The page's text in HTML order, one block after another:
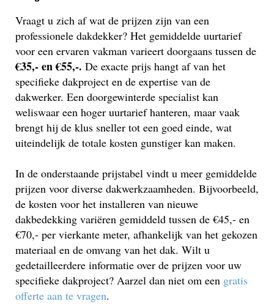
Vraagt u zich af wat de prijzen zijn van een
professionele dakdekker? Het gemiddelde uurtarief
voor een ervaren vakman varieert doorgaans tussen de
€35,- en €55,-. De exacte prijs hangt af van het
specifieke dakproject en de expertise van de
dakwerker. Een doorgewinterde specialist kan
weliswaar een hoger uurtarief hanteren, maar vaak
brengt hij de klus sneller tot een goed einde, wat
uiteindelijk de totale kosten gunstiger kan maken.
In de onderstaande prijstabel vindt u meer gemiddelde
prijzen voor diverse dakwerkzaamheden. Bijvoorbeeld,
de kosten voor het installeren van nieuwe
dakbedekking variëren gemiddeld tussen de €45,- en
€70,- per vierkante meter, afhankelijk van het gekozen
materiaal en de omvang van het dak. Wilt u
gedetailleerdere informatie over de prijzen voor uw
specifieke dakproject? Aarzel dan niet om een gratis
offerte aan te vragen.